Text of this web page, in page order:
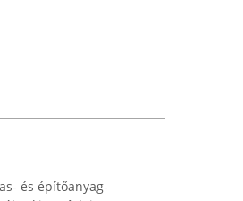
és építőanyag-